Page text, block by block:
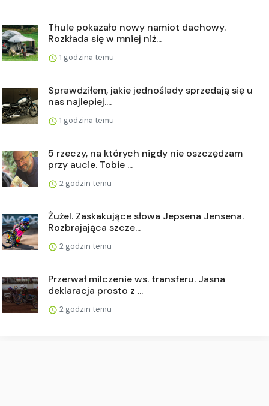
Thule pokazało nowy namiot dachowy.
Rozkłada się w mniej niż...
1 godzina temu
Sprawdziłem, jakie jednoślady sprzedają się u
nas najlepiej....
1 godzina temu
5 rzeczy, na których nigdy nie oszczędzam
przy aucie. Tobie ...
2 godzin temu
Żużel. Zaskakujące słowa Jepsena Jensena.
Rozbrajająca szcze...
2 godzin temu
Przerwał milczenie ws. transferu. Jasna
deklaracja prosto z ...
2 godzin temu